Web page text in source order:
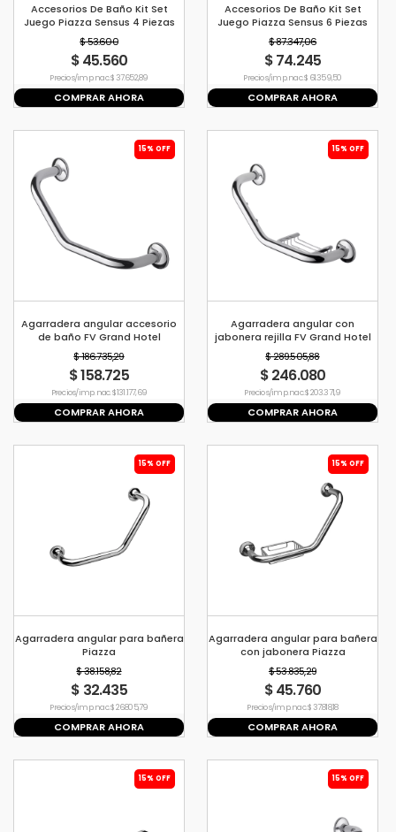
Accesorios De Baño Kit Set
Juego Piazza Sensus 4 Piezas
$ 53.600
$ 45.560
Precio s/imp. nac. $ 37.652,89
COMPRAR AHORA
Accesorios De Baño Kit Set
Juego Piazza Sensus 6 Piezas
$ 87.347,06
$ 74.245
Precio s/imp. nac. $ 61.359,50
COMPRAR AHORA
15% OFF
Agarradera angular accesorio
de baño FV Grand Hotel
$ 186.735,29
$ 158.725
Precio s/imp. nac. $ 131.177,69
COMPRAR AHORA
15% OFF
Agarradera angular con
jabonera rejilla FV Grand Hotel
$ 289.505,88
$ 246.080
Precio s/imp. nac. $ 203.371,9
COMPRAR AHORA
15% OFF
Agarradera angular para bañera
Piazza
$ 38.158,82
$ 32.435
Precio s/imp. nac. $ 26.805,79
COMPRAR AHORA
15% OFF
Agarradera angular para bañera
con jabonera Piazza
$ 53.835,29
$ 45.760
Precio s/imp. nac. $ 37.818,18
COMPRAR AHORA
15% OFF 15% OFF